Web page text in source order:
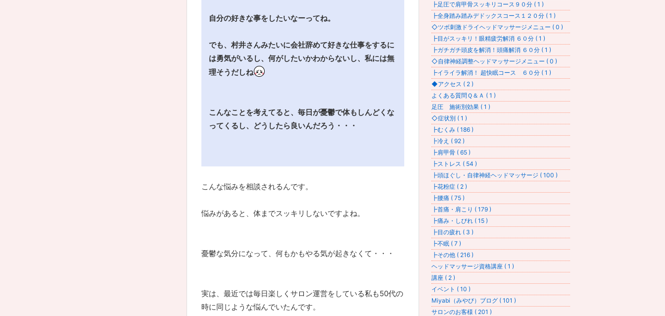
自分の好きな事をしたいなーってね。
でも、村井さんみたいに会社辞めて好きな仕事をするに
は勇気がいるし、何がしたいかわからないし、私には無
理そうだしね
こんなことを考えてると、毎日が憂鬱で体もしんどくな
ってくるし、どうしたら良いんだろう・・・
こんな悩みを相談されるんです。
悩みがあると、体までスッキリしないですよね。
憂鬱な気分になって、何もかもやる気が起きなくて・・・
実は、最近では毎日楽しくサロン運営をしている私も50代の
時に同じような悩んでいたんです。
┣足圧で肩甲骨スッキリコース９０分 ( 1 )
┣全身踏み踏みデドックスコース１２０分 ( 1 )
◇ツボ刺激ドライヘッドマッサージメニュー ( 0 )
┣目がスッキリ！眼精疲労解消 ６０分 ( 1 )
┣ガチガチ頭皮を解消！頭痛解消 ６０分 ( 1 )
◇自律神経調整ヘッドマッサージメニュー ( 0 )
┣イライラ解消！ 超快眠コース ６０分 ( 1 )
◆アクセス ( 2 )
よくある質問Ｑ＆Ａ ( 1 )
足圧 施術別効果 ( 1 )
◇症状別 ( 1 )
┣むくみ ( 186 )
┣冷え ( 92 )
┣肩甲骨 ( 65 )
┣ストレス ( 54 )
┣頭ほぐし・自律神経ヘッドマッサージ ( 100 )
┣花粉症 ( 2 )
┣腰痛 ( 75 )
┣首痛・肩こり ( 179 )
┣痛み・しびれ ( 15 )
┣目の疲れ ( 3 )
┣不眠 ( 7 )
┣その他 ( 216 )
ヘッドマッサージ資格講座 ( 1 )
講座 ( 2 )
イベント ( 10 )
Miyabi（みやび）ブログ ( 101 )
サロンのお客様 ( 201 )